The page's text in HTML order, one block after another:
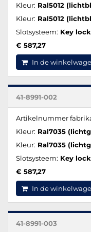
Kleur: Ral5012
Kleur: Ral5012
Slotsysteem: Key lock
€ 587,27
In de
41-8991-002
Artikelnummer
Kleur: Ral7035
Kleur: Ral7035
Slotsysteem: Key lock
€ 587,27
In de
41-8991-003